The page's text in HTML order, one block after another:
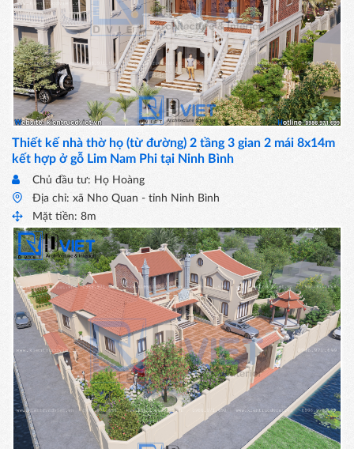
Thiết kế nhà thờ họ (từ đường) 2 tầng 3 gian 2 mái 8x14m
kết hợp ở gỗ Lim Nam Phi tại Ninh Bình
Chủ đầu tư: Họ Hoàng
Địa chỉ: xã Nho Quan - tỉnh Ninh Bình
Mặt tiền: 8m